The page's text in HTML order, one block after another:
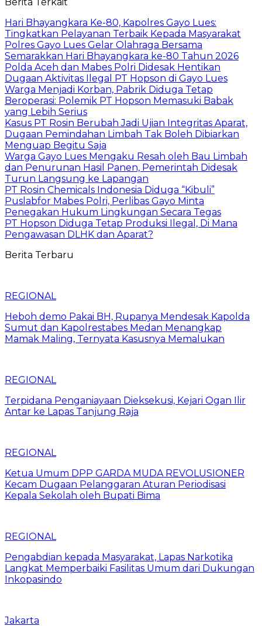
Hari Bhayangkara Ke-80, Kapolres Gayo Lues:
Tingkatkan Pelayanan Terbaik Kepada Masyarakat
Polres Gayo Lues Gelar Olahraga Bersama
Semarakkan Hari Bhayangkara ke-80 Tahun 2026
Polda Aceh dan Mabes Polri Didesak Hentikan
Dugaan Aktivitas Ilegal PT Hopson di Gayo Lues
Warga Menjadi Korban, Pabrik Diduga Tetap
Beroperasi: Polemik PT Hopson Memasuki Babak
yang Lebih Serius
Kasus PT Rosin Berubah Jadi Ujian Integritas Aparat,
Dugaan Pemindahan Limbah Tak Boleh Dibiarkan
Menguap Begitu Saja
Warga Gayo Lues Mengaku Resah oleh Bau Limbah
dan Penurunan Hasil Panen, Pemerintah Didesak
Turun Langsung ke Lapangan
PT Rosin Chemicals Indonesia Diduga “Kibuli”
Puslabfor Mabes Polri, Perlibas Gayo Minta
Penegakan Hukum Lingkungan Secara Tegas
PT Hopson Diduga Tetap Produksi Ilegal, Di Mana
Pengawasan DLHK dan Aparat?
Berita Terbaru
REGIONAL
Heboh demo Pakai BH, Rupanya Mendesak Kapolda
Sumut dan Kapolrestabes Medan Menangkap
Mamak Maling, Ternyata Kasusnya Memalukan
REGIONAL
Terpidana Penganiayaan Dieksekusi, Kejari Ogan Ilir
Antar ke Lapas Tanjung Raja
REGIONAL
Ketua Umum DPP GARDA MUDA REVOLUSIONER
Kecam Dugaan Pelanggaran Aturan Periodisasi
Kepala Sekolah oleh Bupati Bima
REGIONAL
Pengabdian kepada Masyarakat, Lapas Narkotika
Langkat Memperbaiki Fasilitas Umum dari Dukungan
Inkopasindo
Jakarta